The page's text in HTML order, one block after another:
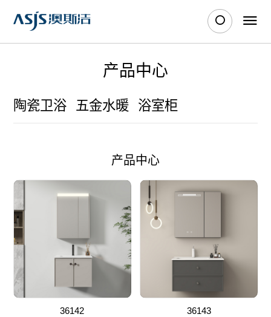
产品中心
陶瓷卫浴 五金水暖 浴室柜
产品中心
36142 36143